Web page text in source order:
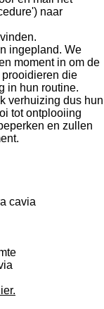
naar
ingepland. We
moment in om de
die
in hun routine.
verhuizing dus hun
tot ontplooiing
en zullen
cavia